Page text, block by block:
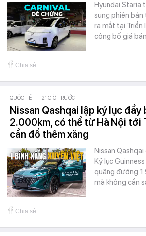
Hyundai Staria
sung phiên bản
ra mắt tại Triển
công bố giá
Chia sẻ
QUỐC TẾ - 21 GIỜ TRƯỚC
Nissan Qashqai lập kỷ lục đầy
2.000km, có thể từ Hà Nội tới
cần đổ thêm xăng
Nissan
Kỷ lục
quãng đường
mà không cần
Chia sẻ